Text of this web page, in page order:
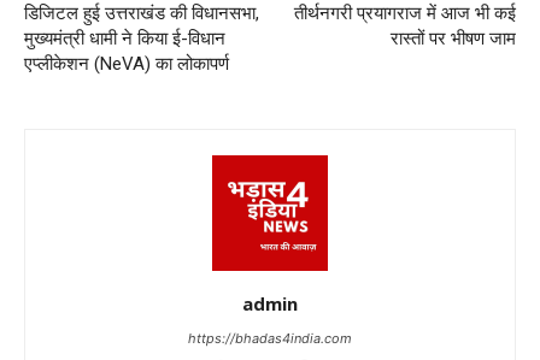
डिजिटल हुई उत्तराखंड की विधानसभा,
मुख्यमंत्री धामी ने किया ई-विधान
एप्लीकेशन (NeVA) का लोकापर्ण
तीर्थनगरी प्रयागराज में आज भी कई
रास्तों पर भीषण जाम
admin
https://bhadas4india.com